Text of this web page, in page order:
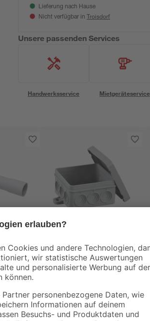
Lieferung nach Hause
Nicht verfügbar in Troisdorf
Unsere passenden Services
Handwerksservice Mietgeräteservice
2 m Ø
Abzweigkasten AP 75
x 75 x 40 mm grau